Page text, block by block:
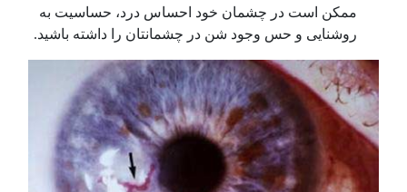
ممکن است در چشمان خود احساس درد، حساسیت به
روشنایی و حس وجود شن در چشمانتان را داشته باشید.